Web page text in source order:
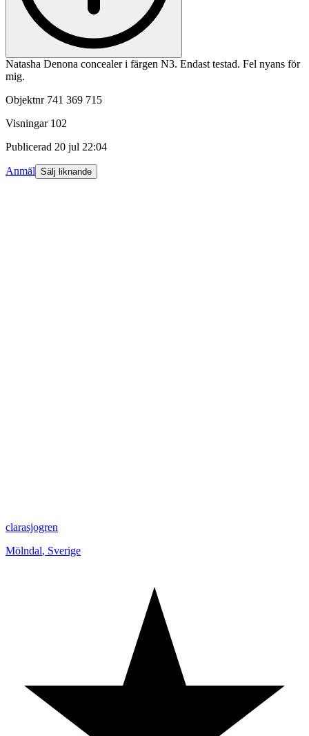
Natasha Denona concealer i färgen N3. Endast testad. Fel nyans för
mig.
Objektnr 741 369 715
Visningar 102
Publicerad 20 jul 22:04
Anmäl Sälj liknande
clarasjogren
Mölndal, Sverige